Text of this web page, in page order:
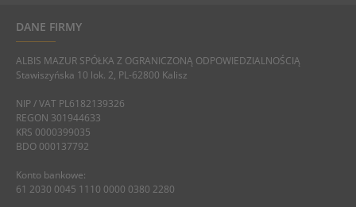
DANE FIRMY
ALBIS MAZUR SPÓŁKA Z OGRANICZONĄ ODPOWIEDZIALNOŚCIĄ
Stawiszyńska 10 lok. 2, PL-62800 Kalisz
NIP / VAT PL6182139326
REGON 301944633
KRS 0000399035
BDO 000137792
Konto bankowe:
61 2030 0045 1110 0000 0380 2280